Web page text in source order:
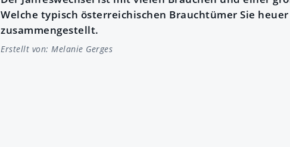
Welche typisch österreichischen Brauchtümer Sie
zusammengestellt.
Erstellt von: Melanie Gerges